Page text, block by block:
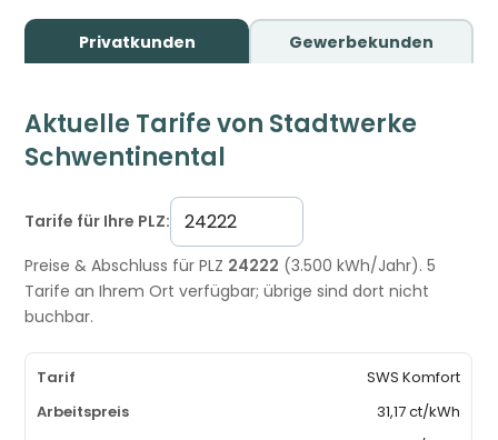
Privatkunden Gewerbekunden
Aktuelle Tarife von Stadtwerke
Schwentinental
Tarife für Ihre PLZ:
Preise & Abschluss für PLZ 24222 (3.500 kWh/Jahr). 5
Tarife an Ihrem Ort verfügbar; übrige sind dort nicht
buchbar.
SWS Komfort
31,17 ct/kWh